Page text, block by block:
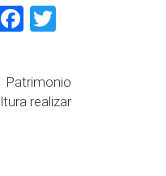
Facebook
Patrimonio
realizar